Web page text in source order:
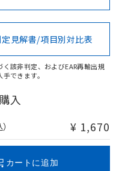
見解書/項目別対比表
該非判定、およびEAR再輸出規
できます。
入
¥ 1,670
カートに追加